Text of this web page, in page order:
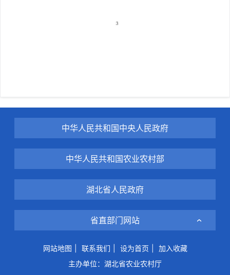
中华人民共和国中央人民政府
中华人民共和国农业农村部
湖北省人民政府
省直部门网站
网站地图 联系我们 设为首页
加入收藏
主办单位：湖北省农业农村厅